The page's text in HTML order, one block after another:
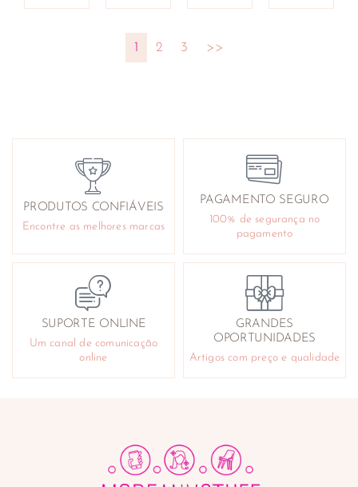
1 2 3 >>
PRODUTOS CONFIÁVEIS
Encontre as melhores marcas
PAGAMENTO SEGURO
100% de segurança no
pagamento
SUPORTE ONLINE
Um canal de comunicação
online
GRANDES
OPORTUNIDADES
Artigos com preço e qualidade